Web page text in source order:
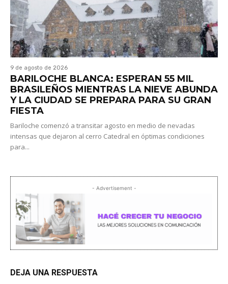
9 de agosto de 2026
BARILOCHE BLANCA: ESPERAN 55 MIL
BRASILEÑOS MIENTRAS LA NIEVE ABUNDA
Y LA CIUDAD SE PREPARA PARA SU GRAN
FIESTA
Bariloche comenzó a transitar agosto en medio de nevadas
intensas que dejaron al cerro Catedral en óptimas condiciones
para...
- Advertisement -
DEJA UNA RESPUESTA